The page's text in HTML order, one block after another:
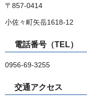
〒857-0414
小佐々町矢岳1618-12
電話番号（TEL）
0956-69-3255
交通アクセス